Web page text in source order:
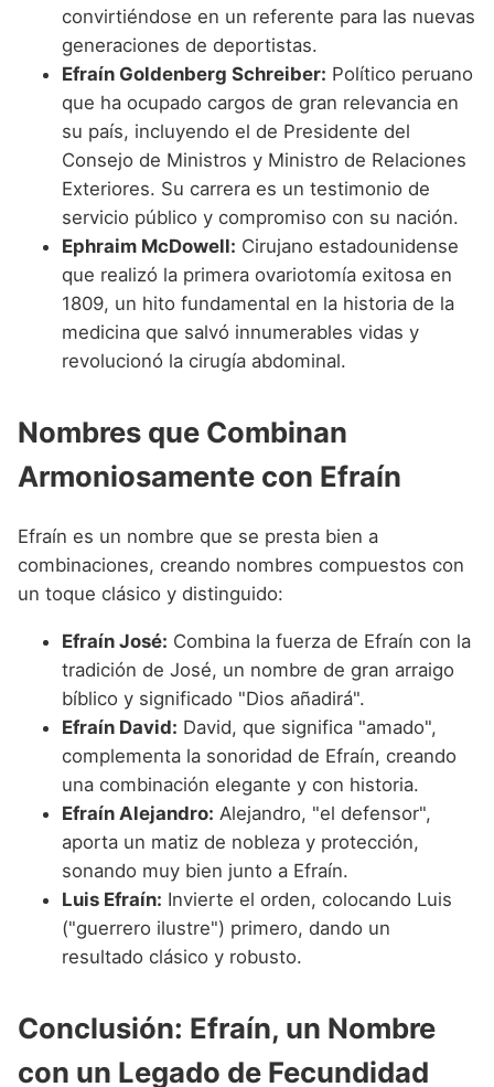
convirtiéndose en un referente para las nuevas
generaciones de deportistas.
Efraín Goldenberg Schreiber: Político peruano
que ha ocupado cargos de gran relevancia en
su país, incluyendo el de Presidente del
Consejo de Ministros y Ministro de Relaciones
Exteriores. Su carrera es un testimonio de
servicio público y compromiso con su nación.
Ephraim McDowell: Cirujano estadounidense
que realizó la primera ovariotomía exitosa en
1809, un hito fundamental en la historia de la
medicina que salvó innumerables vidas y
revolucionó la cirugía abdominal.
Nombres que Combinan
Armoniosamente con Efraín
Efraín es un nombre que se presta bien a
combinaciones, creando nombres compuestos con
un toque clásico y distinguido:
Efraín José: Combina la fuerza de Efraín con la
tradición de José, un nombre de gran arraigo
bíblico y significado "Dios añadirá".
Efraín David: David, que significa "amado",
complementa la sonoridad de Efraín, creando
una combinación elegante y con historia.
Efraín Alejandro: Alejandro, "el defensor",
aporta un matiz de nobleza y protección,
sonando muy bien junto a Efraín.
Luis Efraín: Invierte el orden, colocando Luis
("guerrero ilustre") primero, dando un
resultado clásico y robusto.
Conclusión: Efraín, un Nombre
con un Legado de Fecundidad